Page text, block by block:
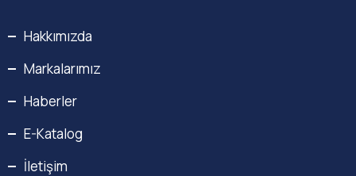
Hakkımızda
Markalarımız
Haberler
E-Katalog
İletişim